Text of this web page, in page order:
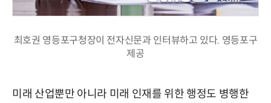
최호권 영등포구청장이 전자신문과 인터뷰하고 있다. 영등포구
제공
미래 산업뿐만 아니라 미래 인재를 위한 행정도 병행한